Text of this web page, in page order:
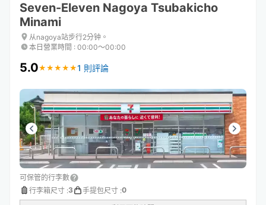
Seven-Eleven Nagoya Tsubakicho
Minami
从nagoya站步行2分钟。
本日營業時間 : 00:00〜00:00
5.0★ ★ ★ ★ ★
★ ★ ★ ★ ★1 則評論
可保管的行李數
行李箱尺寸 :3 手提包尺寸 :0